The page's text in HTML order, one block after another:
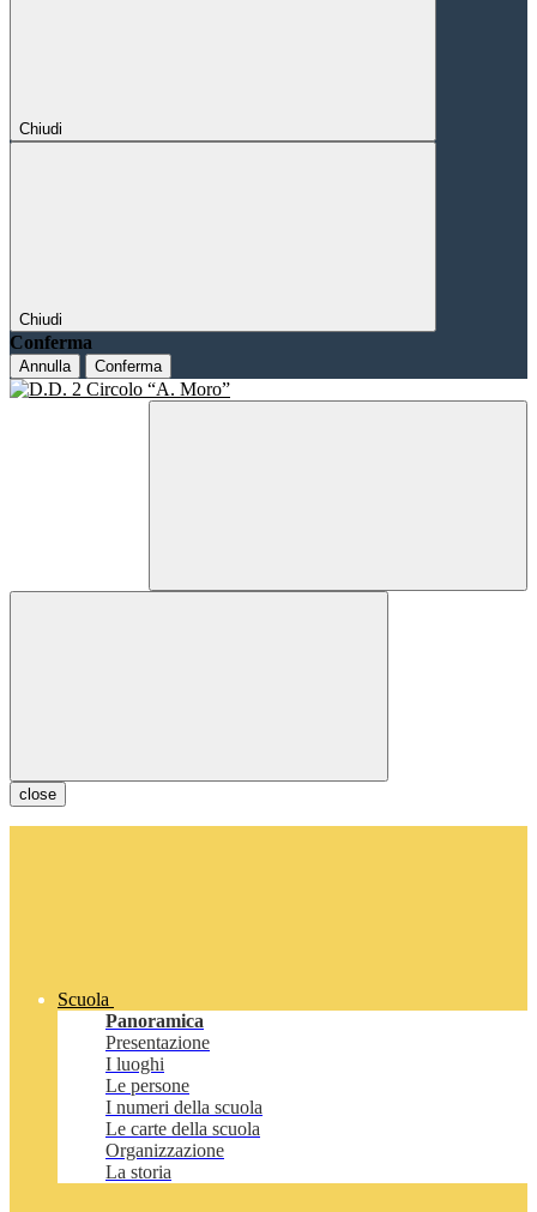
Chiudi
Chiudi
Conferma
Annulla Conferma
close
Scuola
Panoramica
Presentazione
I luoghi
Le persone
I numeri della scuola
Le carte della scuola
Organizzazione
La storia